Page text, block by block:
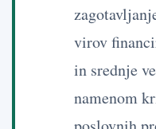
virov
in srednje
namenom